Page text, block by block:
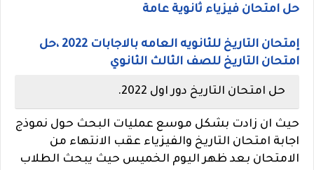
حل امتحان فيزياء ثانوية عامة
إمتحان التاريخ للثانويه العامه بالاجابات 2022 ،حل
امتحان التاريخ للصف الثالث الثانوي
حل امتحان التاريخ دور اول 2022.
حيث ان زادت بشكل موسع عمليات البحث حول نموذج
اجابة امتحان التاريخ والفيزياء عقب الانتهاء من
الامتحان بعد ظهر اليوم الخميس حيث يبحث الطلاب